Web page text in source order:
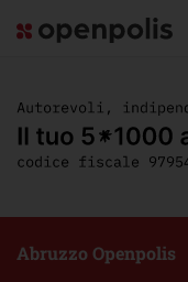
Abruzzo Openpolis